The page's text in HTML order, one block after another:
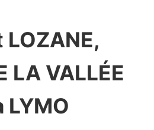
LA VALLÉE
LYMO